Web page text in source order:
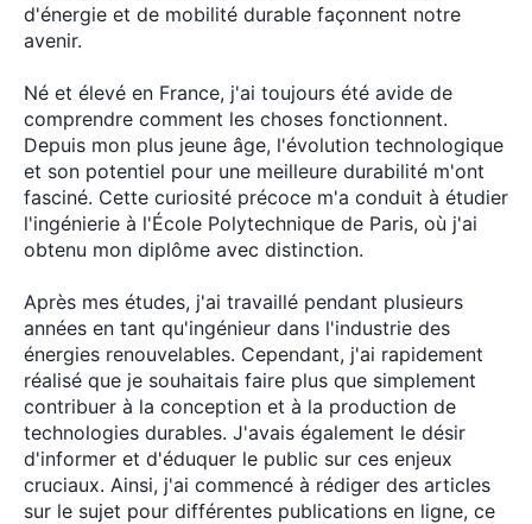
d'énergie et de mobilité durable façonnent notre
avenir.
Né et élevé en France, j'ai toujours été avide de
comprendre comment les choses fonctionnent.
Depuis mon plus jeune âge, l'évolution technologique
et son potentiel pour une meilleure durabilité m'ont
fasciné. Cette curiosité précoce m'a conduit à étudier
l'ingénierie à l'École Polytechnique de Paris, où j'ai
obtenu mon diplôme avec distinction.
Après mes études, j'ai travaillé pendant plusieurs
années en tant qu'ingénieur dans l'industrie des
énergies renouvelables. Cependant, j'ai rapidement
réalisé que je souhaitais faire plus que simplement
contribuer à la conception et à la production de
technologies durables. J'avais également le désir
d'informer et d'éduquer le public sur ces enjeux
cruciaux. Ainsi, j'ai commencé à rédiger des articles
sur le sujet pour différentes publications en ligne, ce